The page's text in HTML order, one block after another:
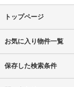
トップページ
お気に入り物件一覧
保存した検索条件